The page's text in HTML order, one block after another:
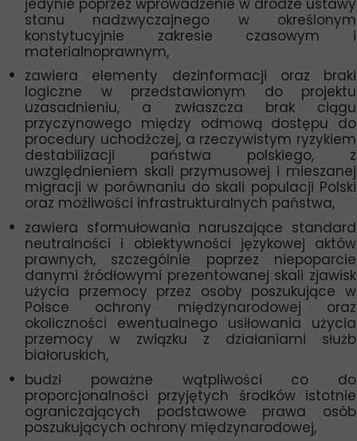
stanu nadzwyczajnego w określonym
konstytucyjnie zakresie czasowym i
materialnoprawnym,
zawiera elementy dezinformacji oraz braki
logiczne w przedstawionym do projektu
uzasadnieniu, a zwłaszcza brak ciągu
przyczynowego między odmową dostępu do
procedury uchodźczej, a rzeczywistym ryzykiem
destabilizacji państwa polskiego, z
uwzględnieniem skali przymusowej i mieszanej
migracji w porównaniu do skali populacji Polski
oraz możliwości infrastrukturalnych państwa,
zawiera sformułowania naruszające standard
neutralności i obiektywności językowej aktów
prawnych, szczególnie poprzez niepoparcie
danymi źródłowymi prezentowanej skali zjawisk
użycia przemocy przez osoby poszukujące w
Polsce ochrony międzynarodowej oraz
okoliczności ewentualnego usiłowania użycia
przemocy w związku z działaniami służb
białoruskich,
budzi poważne wątpliwości co do
proporcjonalności przyjętych środków istotnie
ograniczających podstawowe prawa osób
poszukujących ochrony międzynarodowej,